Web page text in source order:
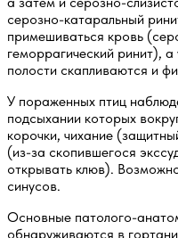
серозно-катаральный
примешиваться кровь
геморрагический ринит),
полости скапливаются и
У пораженных птиц
подсыхании которых
корочки, чихание
(из-за скопившегося
открывать клюв).
синусов.
Основные патолого-
обнаруживаются в